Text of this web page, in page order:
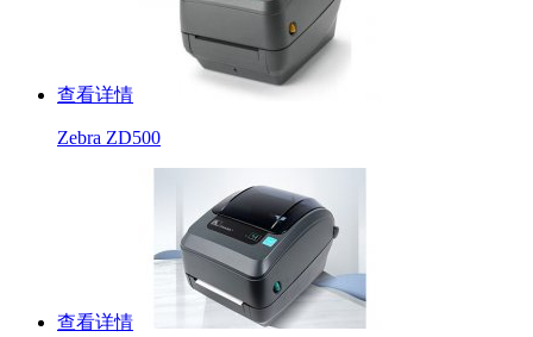
查看详情
Zebra ZD500
查看详情